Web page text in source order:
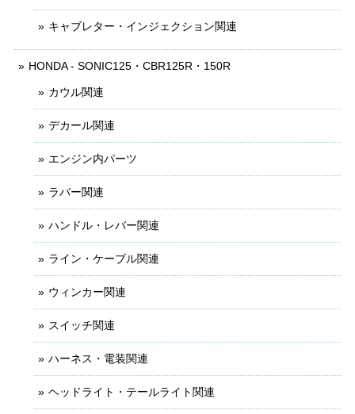
キャブレター・インジェクション関連
HONDA - SONIC125・CBR125R・150R
カウル関連
デカール関連
エンジン内パーツ
ラバー関連
ハンドル・レバー関連
ライン・ケーブル関連
ウィンカー関連
スイッチ関連
ハーネス・電装関連
ヘッドライト・テールライト関連